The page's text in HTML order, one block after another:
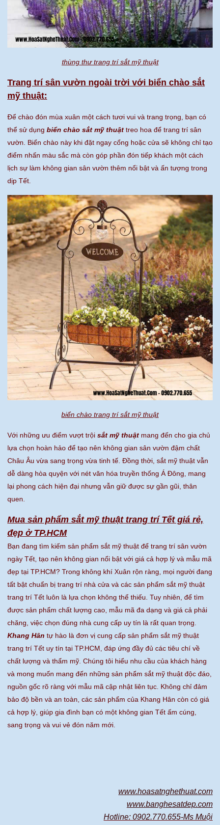
thùng thư trang trí sắt mỹ thuật
Trang trí sân vườn ngoài trời với biển chào sắt
mỹ thuật:
Để chào đón mùa xuân một cách tươi vui và trang trọng, bạn có
thể sử dụng biển chào sắt mỹ thuật treo hoa để trang trí sân
vườn. Biển chào này khi đặt ngay cổng hoặc cửa sẽ không chỉ tạo
điểm nhấn màu sắc mà còn góp phần đón tiếp khách một cách
lịch sự làm không gian sân vườn thêm nổi bật và ấn tượng trong
dịp Tết.
biển chào trang trí sắt mỹ thuật
Với những ưu điểm vượt trội sắt mỹ thuật mang đến cho gia chủ
lựa chọn hoàn hảo để tạo nên không gian sân vườn đậm chất
Châu Âu vừa sang trọng vừa tinh tế. Đồng thời, sắt mỹ thuật vẫn
dễ dàng hòa quyện với nét văn hóa truyền thống Á Đông, mang
lại phong cách hiện đại nhưng vẫn giữ được sự gần gũi, thân
quen.
Mua sản phẩm sắt mỹ thuật trang trí Tết giá rẻ,
đẹp ở TP.HCM
Bạn đang tìm kiếm sản phẩm sắt mỹ thuật để trang trí sân vườn
ngày Tết, tạo nên không gian nổi bật với giá cả hợp lý và mẫu mã
đẹp tại TP.HCM? Trong không khí Xuân rộn ràng, mọi người đang
tất bật chuẩn bị trang trí nhà cửa và các sản phẩm sắt mỹ thuật
trang trí Tết luôn là lựa chọn không thể thiếu. Tuy nhiên, để tìm
được sản phẩm chất lượng cao, mẫu mã đa dạng và giá cả phải
chăng, việc chọn đúng nhà cung cấp uy tín là rất quan trọng.
Khang Hân tự hào là đơn vị cung cấp sản phẩm sắt mỹ thuật
trang trí Tết uy tín tại TP.HCM, đáp ứng đầy đủ các tiêu chí về
chất lượng và thẩm mỹ. Chúng tôi hiểu nhu cầu của khách hàng
và mong muốn mang đến những sản phẩm sắt mỹ thuật độc đáo,
nguồn gốc rõ ràng với mẫu mã cập nhật liên tục. Không chỉ đảm
bảo độ bền và an toàn, các sản phẩm của Khang Hân còn có giá
cả hợp lý, giúp gia đình bạn có một không gian Tết ấm cúng,
sang trọng và vui vẻ đón năm mới.
www.hoasatnghethuat.com
www.banghesatdep.com
Hotline: 0902.770.655-Ms Muội